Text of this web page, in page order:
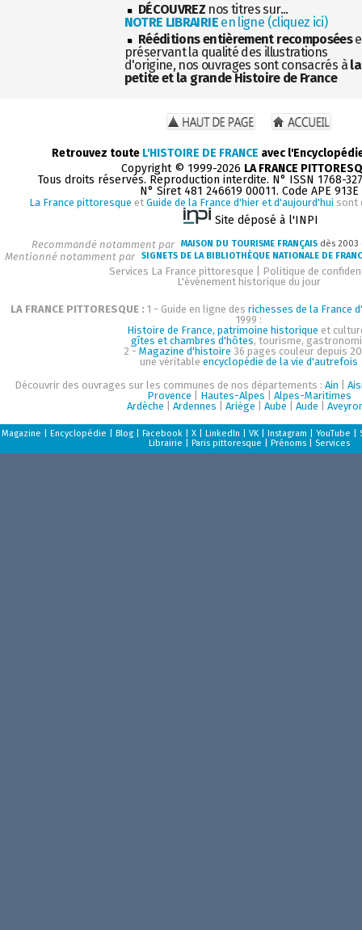
DÉCOUVREZ nos titres sur...
NOTRE LIBRAIRIEen ligne (cliquez ici)
Rééditions entièrement recomposées
préservant la qualité des illustrations
d'origine, nos ouvrages sont consacrés à la
petite et la grande Histoire de France
Retrouvez toute L'HISTOIRE DE FRANCE avec
Copyright © 1999-2026 LA FRANCE
Tous droits réservés. Reproduction interdite. N° ISSN 1768-
N° Siret 481 246619 00011. Code APE 913E
La France pittoresque et Guide de la France d'hier et d'aujourd'hui sont
Site déposé à l'INPI
Recommandé notamment par MAISON DU TOURISME FRANÇAIS dès
Mentionné notamment par SIGNETS DE LA BIBLIOTHÈQUE NATIONALE DE
Services La France pittoresque
Politique de
L'événement historique du jour
LA FRANCE PITTORESQUE : 1 - Guide en ligne des richesses de la France
1999 :
Histoire de France, patrimoine historique et
gîtes et chambres d'hôtes, tourisme,
2 - Magazine d'histoire 36 pages couleur depuis
une véritable encyclopédie de la vie d'autrefois
Découvrir des ouvrages sur les communes de nos départements : Ain
Provence
Hautes-Alpes
Alpes-Maritimes
Ardèche
Ardennes Ariège Aube Aude
Magazine Encyclopédie Blog| Facebook| X| LinkedIn VK| Instagram YouTube
Librairie
Paris pittoresque Prénoms| Services